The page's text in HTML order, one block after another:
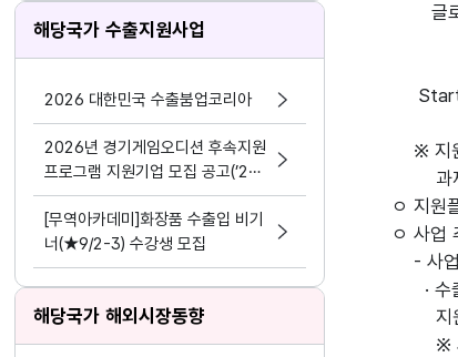
해당국가 수출지원사업
2026 대한민국 수출붐업코리아
2026년 경기게임오디션 후속지원
프로그램 지원기업 모집 공고(’24
~’25년 선정기업 대상)
[무역아카데미]화장품 수출입 비기
너(★9/2-3) 수강생 모집
해당국가 해외시장동향
글
※ 지원
과제
ㅇ 지원
ㅇ 사업
- 사업
· 수출
지원
※ 사업